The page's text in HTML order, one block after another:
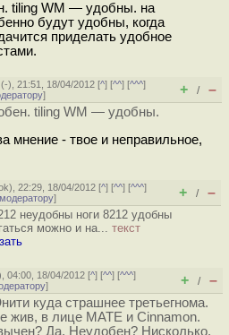
tiling WM — удобны. на
будут удобны, когда
приделать удобное
(-), 21:51, 18/04/2012 [^] [^^] [^^^]
] + / –
tiling WM — удобны.
мнение - твое и неправильное,
), 22:29, 18/04/2012 [^] [^^] [^^^]
] + / –
неудобны ноги 8212 удобны
можно и на... текст
04:00, 18/04/2012 [^] [^^] [^^^]
] + / –
куда страшнее третьегнома.
жив, в лице MATE и Cinnamon.
Да. Неудобен? Нисколько.